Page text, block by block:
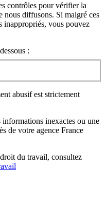
contrôles pour vérifier la
nous diffusons. Si malgré ces
inappropriés, vous pouvez
:
abusif est strictement
informations inexactes ou une
de votre agence France
droit du travail, consultez